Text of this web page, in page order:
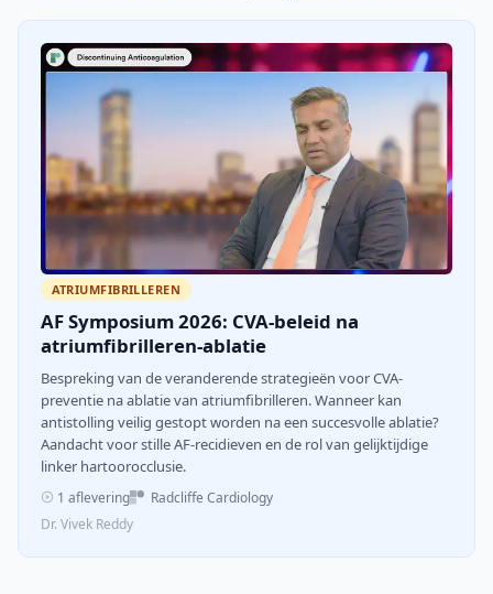
ATRIUMFIBRILLEREN
AF Symposium 2026: CVA-beleid na
atriumfibrilleren-ablatie
Bespreking van de veranderende strategieën voor CVA-
preventie na ablatie van atriumfibrilleren. Wanneer kan
antistolling veilig gestopt worden na een succesvolle ablatie?
Aandacht voor stille AF-recidieven en de rol van gelijktijdige
linker hartoorocclusie.
1 aflevering
Radcliffe Cardiology
Dr. Vivek Reddy